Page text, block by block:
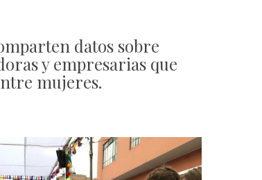
datos sobre
y empresarias que
mujeres.